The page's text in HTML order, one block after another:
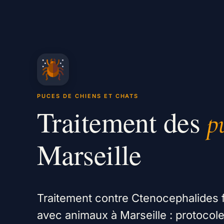
PUCES DE CHIENS ET CHATS
Traitement des
Marseille
Traitement contre
avec animaux à Marseille :